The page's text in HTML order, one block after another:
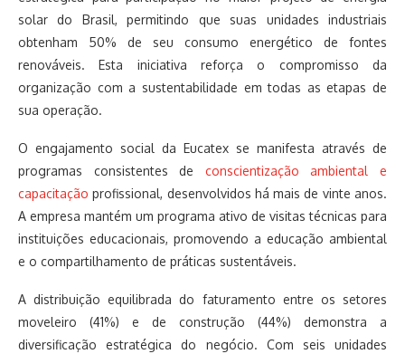
solar do Brasil, permitindo que suas unidades industriais
obtenham 50% de seu consumo energético de fontes
renováveis. Esta iniciativa reforça o compromisso da
organização com a sustentabilidade em todas as etapas de
sua operação.
O engajamento social da Eucatex se manifesta através de
programas consistentes de conscientização ambiental e
capacitação profissional, desenvolvidos há mais de vinte anos.
A empresa mantém um programa ativo de visitas técnicas para
instituições educacionais, promovendo a educação ambiental
e o compartilhamento de práticas sustentáveis.
A distribuição equilibrada do faturamento entre os setores
moveleiro (41%) e de construção (44%) demonstra a
diversificação estratégica do negócio. Com seis unidades